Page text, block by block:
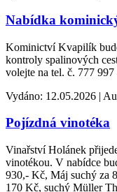
Nabídka
Kominictví Kvapilík
kontroly spalinových
volejte na tel. č. 777 997
Vydáno: 12.05.2026 |
Pojízdná vinotéka
Vinařství Holánek
vinotékou. V nabídce
930,- Kč, Máj suchý za
170 Kč, suchý Müller